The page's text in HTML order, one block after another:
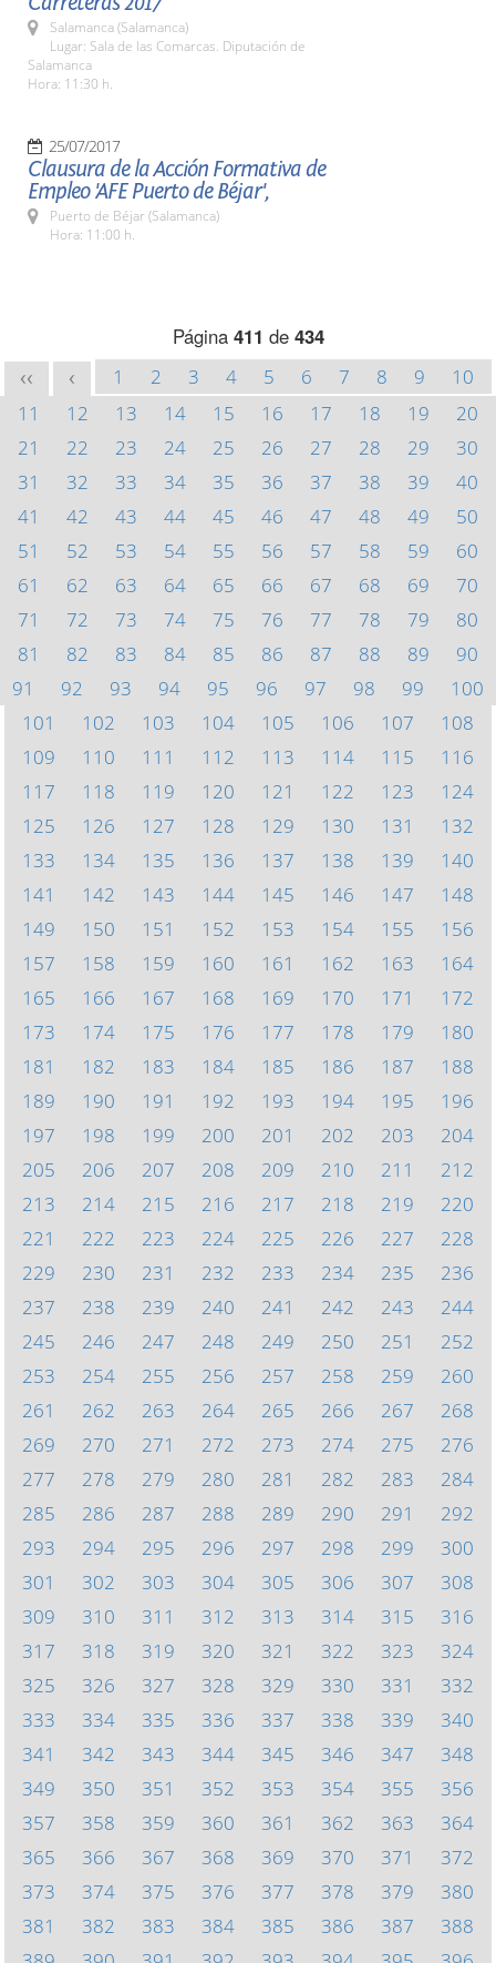
Salamanca (Salamanca)
Lugar: Sala de las Comarcas. Diputación de
Salamanca
Hora: 11:30 h.
25/07/2017
Clausura de la Acción Formativa de
Empleo 'AFE Puerto de Béjar',
Puerto de Béjar (Salamanca)
Hora: 11:00 h.
Página 411 de 434
<< < 1 2 3 4 5 6 7 8 9
10
11
12 13 14 15 16 17 18 19
20
21
22 23 24 25 26 27 28 29
30
31
32 33 34 35 36 37 38 39
40
41
42 43 44 45 46 47 48 49
50
51
52 53 54 55 56 57 58 59
60
61
62 63 64 65 66 67 68 69
70
71
72 73 74 75 76 77 78 79
80
81
82 83 84 85 86 87 88 89
90
91
92 93 94 95 96 97 98 99
100
101
102 103 104 105 106 107
108
109
110 111 112 113 114 115
116
117
118 119 120 121 122 123
124
125
126 127 128 129 130 131
132
133
134 135 136 137 138 139
140
141
142 143 144 145 146 147
148
149
150 151 152 153 154 155
156
157
158 159 160 161 162 163
164
165
166 167 168 169 170 171
172
173
174 175 176 177 178 179
180
181
182 183 184 185 186 187
188
189
190 191 192 193 194 195
196
197
198 199 200 201 202 203
204
205
206 207 208 209 210 211
212
213
214 215 216 217 218 219
220
221
222 223 224 225 226 227
228
229
230 231 232 233 234 235
236
237
238 239 240 241 242 243
244
245
246 247 248 249 250 251
252
253
254 255 256 257 258 259
260
261
262 263 264 265 266 267
268
269
270 271 272 273 274 275
276
277
278 279 280 281 282 283
284
285
286 287 288 289 290 291
292
293
294 295 296 297 298 299
300
301
302 303 304 305 306 307
308
309
310 311 312 313 314 315
316
317
318 319 320 321 322 323
324
325
326 327 328 329 330 331
332
333
334 335 336 337 338 339
340
341
342 343 344 345 346 347
348
349
350 351 352 353 354 355
356
357
358 359 360 361 362 363
364
365
366 367 368 369 370 371
372
373
374 375 376 377 378 379
380
381
382 383 384 385 386 387
388